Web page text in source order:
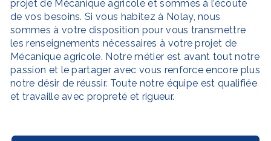
projet de Mécanique agricoleet sommes à l’écoute
de vos besoins. Si vous habitez à Nolay, nous
sommes à votre disposition pour vous transmettre
les renseignements nécessaires à votre projet de
Mécanique agricole. Notre métier est avant tout notre
passion et le partager avec vous renforce encore plus
notre désir de réussir. Toute notre équipe est qualifiée
et travaille avec propreté et rigueur.